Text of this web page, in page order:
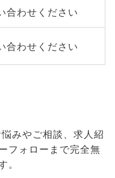
合わせください
合わせください
みやご相談、求人紹
フォローまで完全無
。